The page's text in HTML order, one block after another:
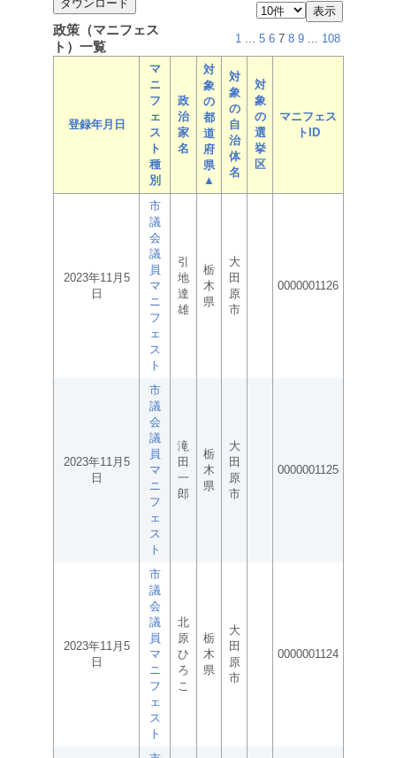
政策（マニフェス
ト）一覧
1 ... 5 6 7 8 9 ... 108
登録年月日
マ
ニ
フ
ェ
ス
ト
種
別
政
治
家
名
対
象
の
都
道
府
県
▲
対
象
の
自
治
体
名
対
象
の
選
挙
区
マニフェス
トID
2023年11月5
日
市
議
会
議
員
マ
ニ
フ
ェ
ス
ト
引
地
達
雄
栃
木
県
大
田
原
市
0000001126
2023年11月5
日
市
議
会
議
員
マ
ニ
フ
ェ
ス
ト
滝
田
一
郎
栃
木
県
大
田
原
市
0000001125
2023年11月5
日
市
議
会
議
員
マ
ニ
フ
ェ
ス
ト
北
原
ひ
ろ
こ
栃
木
県
大
田
原
市
0000001124